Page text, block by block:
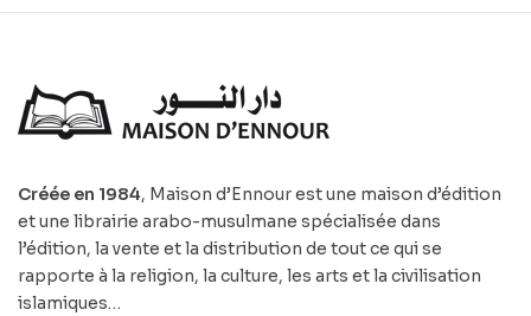
Créée en 1984, Maison d’Ennour est une maison d’édition
et une librairie arabo-musulmane spécialisée dans
l’édition, la vente et la distribution de tout ce qui se
rapporte à la religion, la culture, les arts et la civilisation
islamiques…